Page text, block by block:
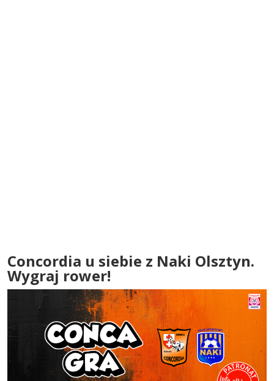
Concordia u siebie z Naki Olsztyn.
Wygraj rower!